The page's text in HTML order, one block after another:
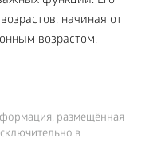
начиная от
возрастом.
размещённая
в